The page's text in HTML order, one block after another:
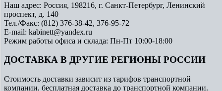
Наш адрес: Россия, 198216, г. Санкт-Петербург, Ленинский
проспект, д. 140
Тел./Факс: (812) 376-38-42, 376-95-72
E-mail: kabinett@yandex.ru
Режим работы офиса и склада: Пн-Пт 10:00-18:00
ДОСТАВКА В ДРУГИЕ РЕГИОНЫ РОССИИ
Стоимость доставки зависит из тарифов транспортной
компании, бесплатная доставка до транспортной компании.